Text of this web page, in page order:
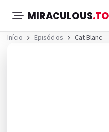
MIRACULOUS.TO
Início Episódios Cat Blanc